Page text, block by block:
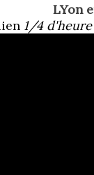
LYon
1/4